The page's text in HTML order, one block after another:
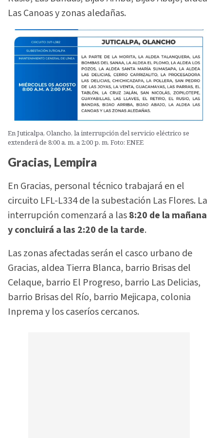
Las Canoas y zonas aledañas.
En Juticalpa, Olancho, la interrupción del servicio eléctrico se
extenderá de 8:00 a. m. a 2:00 p. m. Foto: ENEE
Gracias, Lempira
En Gracias, personal técnico trabajará en el
circuito LFL-L334 de la subestación Las Flores. La
interrupción comenzará a las8:20 de la mañana
y concluirá a las 2:20 de la tarde.
Las zonas afectadas serán el casco urbano de
Gracias, aldea Tierra Blanca, barrio Brisas del
Celaque, barrio El Progreso, barrio Las Delicias,
barrio Brisas del Río, barrio Mejicapa, colonia
Inprema y los caseríos cercanos.